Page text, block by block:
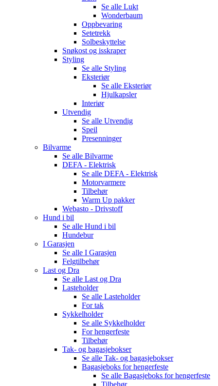
Se alle Lukt
Wonderbaum
Oppbevaring
Setetrekk
Solbeskyttelse
Snøkost og isskraper
Styling
Se alle Styling
Eksteriør
Se alle Eksteriør
Hjulkapsler
Interiør
Utvendig
Se alle Utvendig
Speil
Presenninger
Bilvarme
Se alle Bilvarme
DEFA - Elektrisk
Se alle DEFA - Elektrisk
Motorvarmere
Tilbehør
Warm Up pakker
Webasto - Drivstoff
Hund i bil
Se alle Hund i bil
Hundebur
I Garasjen
Se alle I Garasjen
Felgtilbehør
Last og Dra
Se alle Last og Dra
Lasteholder
Se alle Lasteholder
For tak
Sykkelholder
Se alle Sykkelholder
For hengerfeste
Tilbehør
Tak- og bagasjebokser
Se alle Tak- og bagasjebokser
Bagasjeboks for hengerfeste
Se alle Bagasjeboks for hengerfeste
Tilbehør